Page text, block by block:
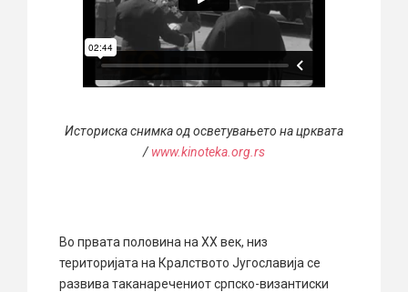
Историска снимка од осветувањето на црквата
/ www.kinoteka.org.rs
Во првата половина на ХХ век, низ
територијата на Кралството Југославија се
развива таканаречениот српско-византиски